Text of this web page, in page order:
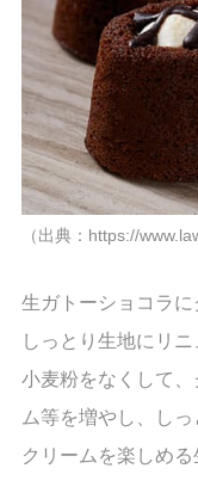
（出典：https://
生ガトーショコラに
しっとり生地にリニ
小麦粉をなくして
ム等を増やし、し
クリームを楽しめる